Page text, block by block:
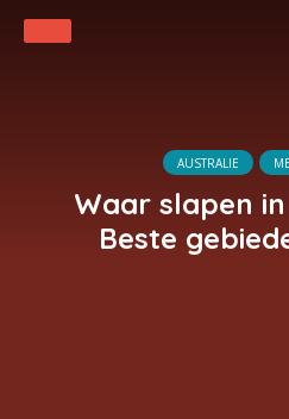
AUSTRALIE
Waar slapen
Beste